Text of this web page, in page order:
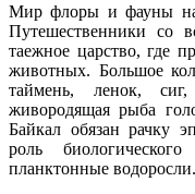
Мир флоры и фауны на
Путешественники со
таежное царство, где
животных. Большое
таймень, ленок,
живородящая рыба
Байкал обязан рачку
роль
планктонные водоросли.